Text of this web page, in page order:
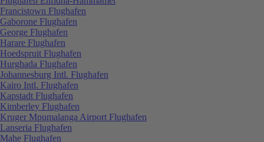
Francistown Flughafen
Gaborone Flughafen
George Flughafen
Harare Flughafen
Hoedspruit Flughafen
Hurghada Flughafen
Johannesburg Intl. Flughafen
Kairo Intl. Flughafen
Kapstadt Flughafen
Kimberley Flughafen
Kruger Mpumalanga Airport Flughafen
Lanseria Flughafen
Mahe Flughafen